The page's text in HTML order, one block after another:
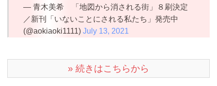
— 青木美希 「地図から消される街」８刷決定
／新刊「いないことにされる私たち」発売中
(@aokiaoki1111) July 13, 2021
» 続きはこちらから